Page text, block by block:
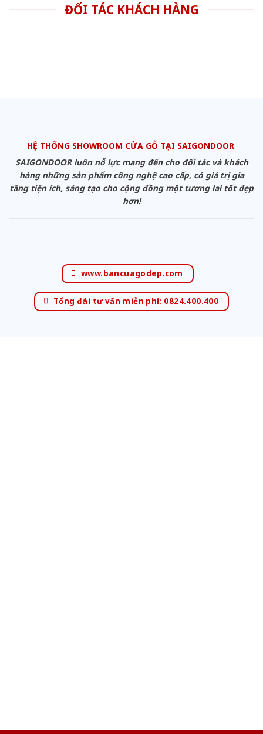
ĐỐI TÁC KHÁCH HÀNG
HỆ THỐNG SHOWROOM CỬA GỖ TẠI SAIGONDOOR
SAIGONDOOR luôn nỗ lực mang đến cho đối tác và khách
hàng những sản phẩm công nghệ cao cấp, có giá trị gia
tăng tiện ích, sáng tạo cho cộng đồng một tương lai tốt đẹp
hơn!
www.bancuagodep.com
Tổng đài tư vấn miễn phí: 0824.400.400